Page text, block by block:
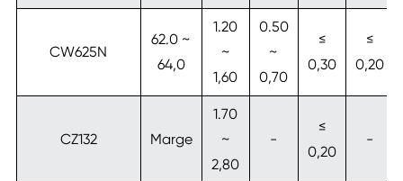
CW625N
62.0 ~
64,0
1.20
~
1,60
0.50
~
0,70
≤
0,30
≤
0,20
CZ132 Marge
1.70
~
2,80
-
≤
0,20
-